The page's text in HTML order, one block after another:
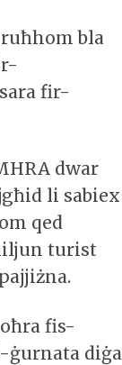
bla
fir-
dwar
li sabiex
qed
turist
fis-
diġa